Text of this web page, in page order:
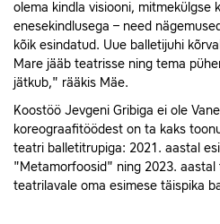
olema kindla visiooni, mitmekülgse
enesekindlusega – need
kõik esindatud. Uue balletijuhi
Mare jääb teatrisse ning tema
jätkub," rääkis Mäe.
Koostöö Jevgeni Gribiga ei ole
koreograafitöödest on ta kaks
teatri balletitrupiga: 2021. aastal
"Metamorfoosid" ning 2023. aastal
teatrilavale oma esimese täispika